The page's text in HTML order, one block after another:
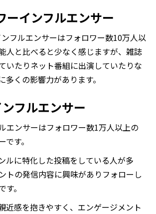
ーインフルエンサー
フルエンサーはフォロワー数10万人以
人と比べると少なく感じますが、雑誌
いたりネット番組に出演していたりな
多くの影響力があります。
フルエンサー
エンサーはフォロワー数1万人以上の
す。
ルに特化した投稿をしている人が多
トの発信内容に興味がありフォローし
。
近感を抱きやすく、エンゲージメント